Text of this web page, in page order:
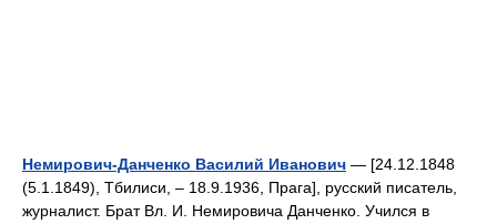
Немирович-Данченко Василий Иванович — [24.12.1848
(5.1.1849), Тбилиси, ‒ 18.9.1936, Прага], русский писатель,
журналист. Брат Вл. И. Немировича Данченко. Учился в